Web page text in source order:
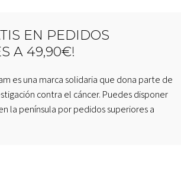
EN PEDIDOS
A 49,90€!
es una marca solidaria que dona parte de
contra el cáncer. Puedes disponer
la península por pedidos superiores a